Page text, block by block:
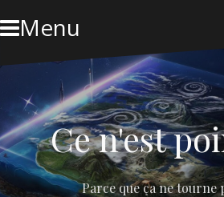
to
contentMenu
Ce n'est
Parce que ça ne tourne